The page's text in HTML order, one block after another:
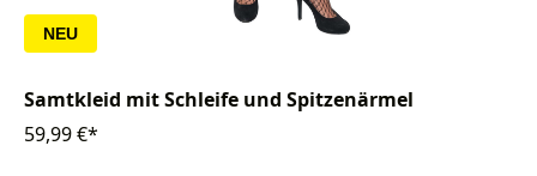
NEU
Samtkleid mit Schleife und Spitzenärmel
59,99 €*